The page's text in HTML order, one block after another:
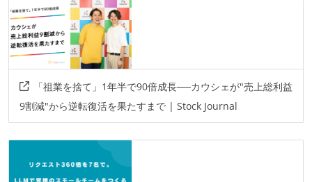
「祖業を捨て」1年半で90倍成長──カウシェが"売上総利益
9割減"から逆転復活を果たすまで | Stock Journal